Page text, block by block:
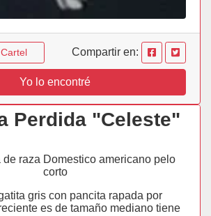
Compartir en:
Yo lo encontré
Perdida "Celeste"
de raza Domestico americano pelo
corto
gris con pancita rapada por
es de tamaño mediano tiene